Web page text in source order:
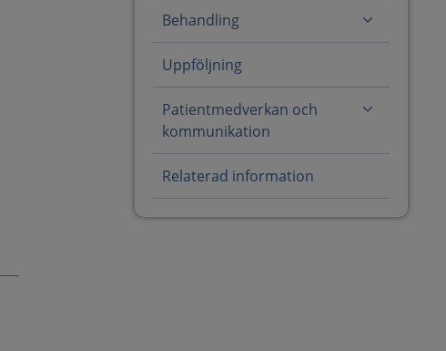
Behandling
Uppföljning
Patientmedverkan och
kommunikation
Relaterad information